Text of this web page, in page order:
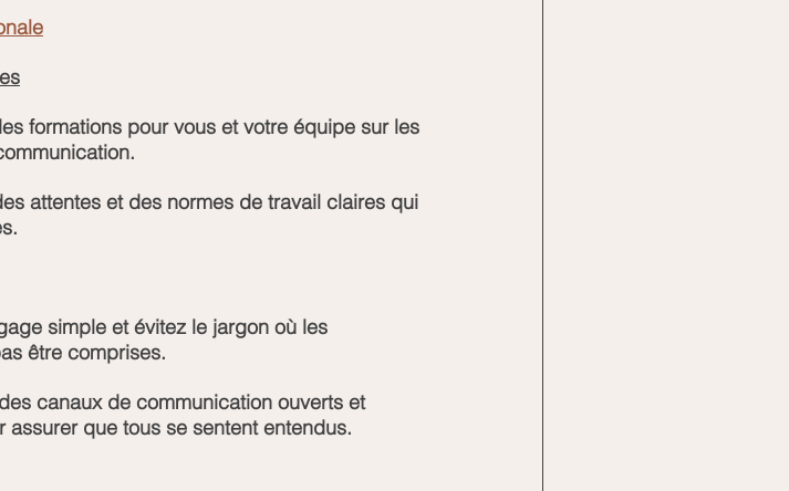
formations pour vous et votre équipe sur les
attentes et des normes de travail claires qui
simple et évitez le jargon où les
être comprises.
canaux de communication ouverts et
que tous se sentent entendus.